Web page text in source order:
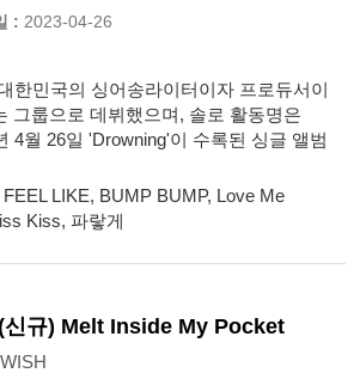
: 2023-04-26
한민국의 싱어송라이터이자 프로듀서이
그룹으로 데뷔했으며, 솔로 활동명은
4월 26일 'Drowning'이 수록된 싱글 앨범
LIKE, BUMP BUMP, Love Me
Kiss, 파랗게
신규) Melt Inside My Pocket